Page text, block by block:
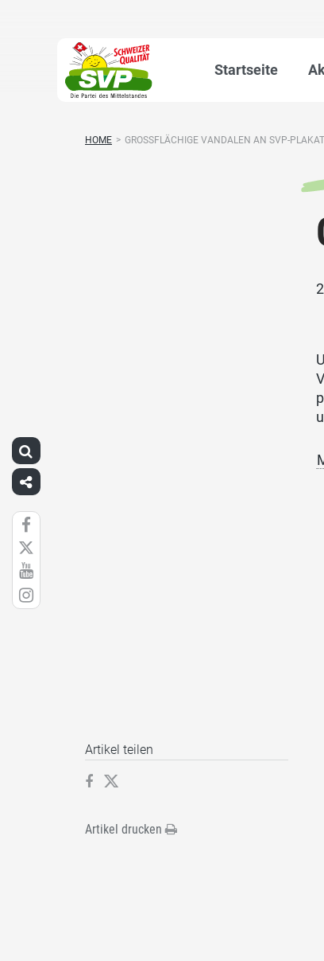
Startseite
HOME > GROSSFLÄCHIGE VANDALEN AN SVP-
Artikel teilen
Artikel drucken